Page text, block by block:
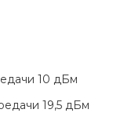
10 дБм
19,5 дБм